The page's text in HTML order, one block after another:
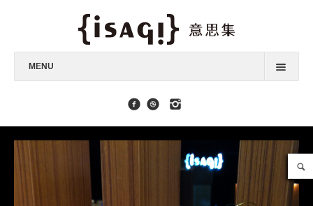
MENU
身心靈課程